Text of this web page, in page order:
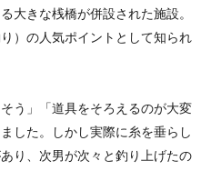
大きな桟橋が併設された施設。
）の人気ポイントとして知られ
う」「道具をそろえるのが大変
した。しかし実際に糸を垂らし
り、次男が次々と釣り上げたの